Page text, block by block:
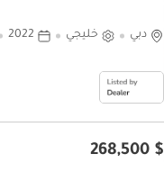
دبي خليجي 2022
$ 268,500